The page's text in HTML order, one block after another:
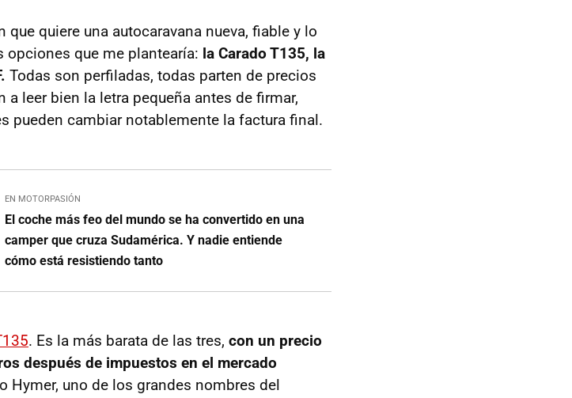
quiere una autocaravana nueva, fiable y lo
opciones que me plantearía: la Carado T135, la
Todas son perfiladas, todas parten de precios
leer bien la letra pequeña antes de firmar,
pueden cambiar notablemente la factura final.
EN MOTORPASIÓN
El coche más feo del mundo se ha convertido en una
camper que cruza Sudamérica. Y nadie entiende
cómo está resistiendo tanto
. Es la más barata de las tres, con un precio
después de impuestos en el mercado
Hymer, uno de los grandes nombres del